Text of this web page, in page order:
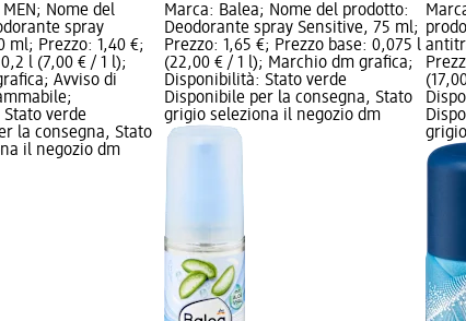
Nome del
spray
ml; Prezzo: 1,40 €;
l (7,00 € / 1 l);
Avviso di
verde
la consegna, Stato
il negozio dm
Marca: Balea; Nome del prodotto:
Deodorante spray Sensitive, 75 ml;
Prezzo: 1,65 €; Prezzo base: 0,075 l
(22,00 € / 1 l); Marchio dm grafica;
Disponibilità: Stato verde
Disponibile per la consegna, Stato
grigio seleziona il negozio dm